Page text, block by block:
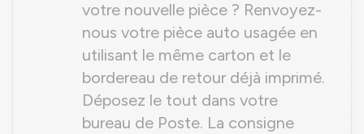
votre nouvelle pièce ? Renvoyez-
nous votre pièce auto usagée en
utilisant le même carton et le
bordereau de retour déjà imprimé.
Déposez le tout dans votre
bureau de Poste. La consigne